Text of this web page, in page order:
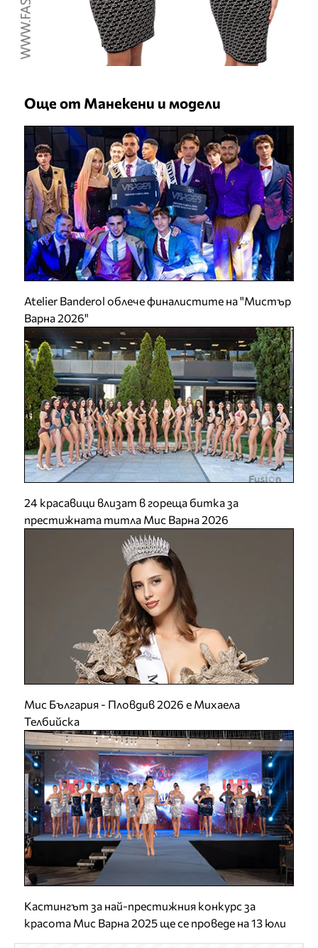
Още от Манекени и модели
Atelier Banderol облече финалистите на "Мистър
Варна 2026"
24 красавици влизат в гореща битка за
престижната титла Мис Варна 2026
Мис България - Пловдив 2026 е Михаела
Телбийска
Кастингът за най-престижния конкурс за
красота Мис Варна 2025 ще се проведе на 13 юли